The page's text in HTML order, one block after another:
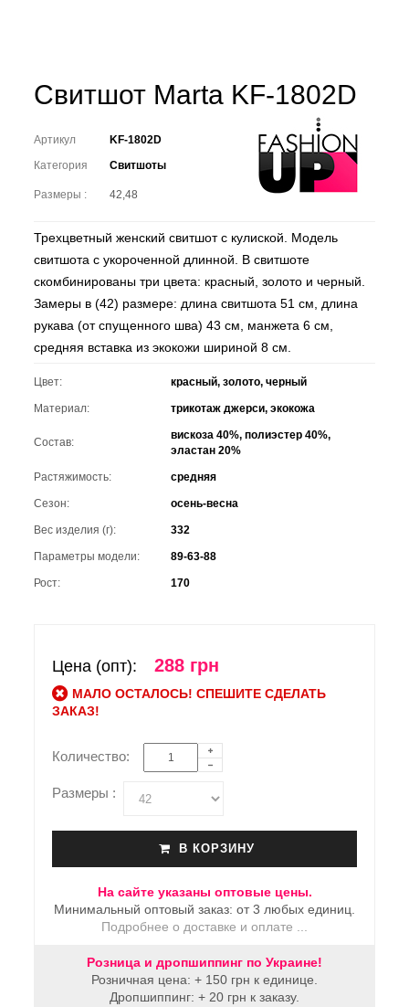
Свитшот Marta KF-1802D
Артикул
KF-1802D
Категория
Свитшоты
Размеры : 42,48
Трехцветный женский свитшот с кулиской. Модель
свитшота с укороченной длинной. В свитшоте
скомбинированы три цвета: красный, золото и черный.
Замеры в (42) размере: длина свитшота 51 см, длина
рукава (от спущенного шва) 43 см, манжета 6 см,
средняя вставка из экокожи шириной 8 см.
Цвет: красный, золото, черный
Материал: трикотаж джерси, экокожа
Состав:
вискоза 40%, полиэстер 40%,
эластан 20%
Растяжимость: средняя
Сезон: осень-весна
Вес изделия (г): 332
Параметры модели: 89-63-88
Рост: 170
Цена (опт): 288 грн
МАЛО ОСТАЛОСЬ! СПЕШИТЕ СДЕЛАТЬ
ЗАКАЗ!
Количество:
Размеры :
В КОРЗИНУ
На сайте указаны оптовые цены.
Минимальный оптовый заказ: от 3 любых единиц.
Подробнее о доставке и оплате ...
Розница и дропшиппинг по Украине!
Розничная цена: + 150 грн к единице.
Дропшиппинг: + 20 грн к заказу.